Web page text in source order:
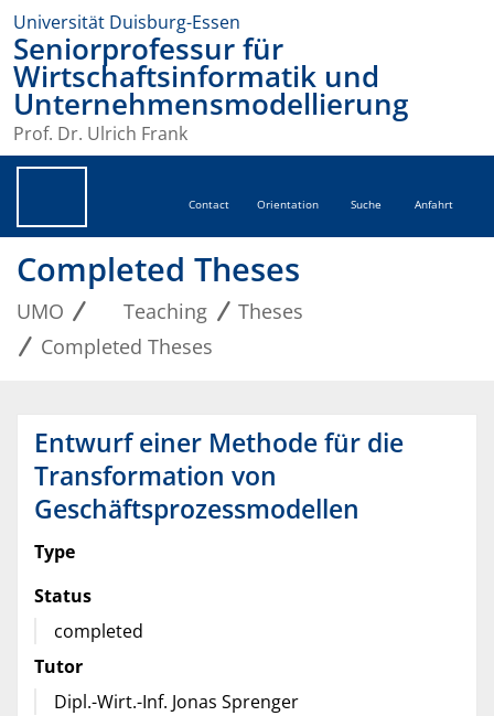
Universität Duisburg-Essen
Seniorprofessur für
Wirtschaftsinformatik und
Unternehmensmodellierung
Prof. Dr. Ulrich Frank
Contact Orientation Suche Anfahrt
Completed Theses
UMO Teaching
Theses
Completed Theses
Entwurf einer Methode für die
Transformation von
Geschäftsprozessmodellen
Type
Status
completed
Tutor
Dipl.-Wirt.-Inf. Jonas Sprenger